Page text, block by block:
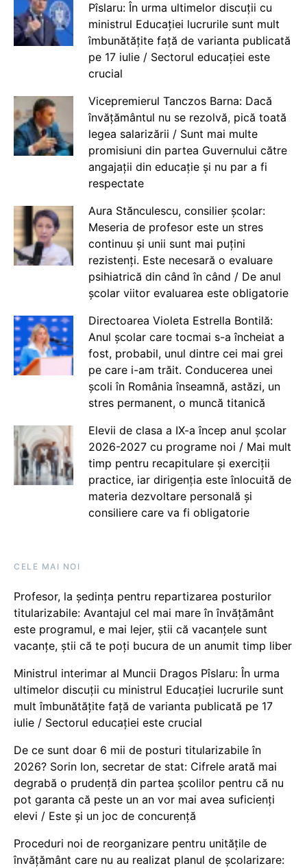
Pîslaru: În urma ultimelor discuții cu
ministrul Educației lucrurile sunt mult
îmbunătățite față de varianta publicată
pe 17 iulie / Sectorul educației este
crucial
Vicepremierul Tanczos Barna: Dacă
învățământul nu se rezolvă, pică toată
legea salarizării / Sunt mai multe
promisiuni din partea Guvernului către
angajații din educație și nu par a fi
respectate
Aura Stănculescu, consilier școlar:
Meseria de profesor este un stres
continuu și unii sunt mai puțini
rezistenți. Este necesară o evaluare
psihiatrică din când în când / De anul
școlar viitor evaluarea este obligatorie
Directoarea Violeta Estrella Bontilă:
Anul școlar care tocmai s-a încheiat a
fost, probabil, unul dintre cei mai grei
pe care i-am trăit. Conducerea unei
școli în România înseamnă, astăzi, un
stres permanent, o muncă titanică
Elevii de clasa a IX-a încep anul școlar
2026-2027 cu programe noi / Mai mult
timp pentru recapitulare și exerciții
practice, iar dirigenția este înlocuită de
materia dezvoltare personală și
consiliere care va fi obligatorie
CELE MAI NOI
Profesor, la ședința pentru repartizarea posturilor
titularizabile: Avantajul cel mai mare în învățământ
este programul, e mai lejer, știi că vacanțele sunt
vacanţe, știi că te poți bucura de un anumit timp liber
Ministrul interimar al Muncii Dragos Pîslaru: În urma
ultimelor discuții cu ministrul Educației lucrurile sunt
mult îmbunătățite față de varianta publicată pe 17
iulie / Sectorul educației este crucial
De ce sunt doar 6 mii de posturi titularizabile în
2026? Sorin Ion, secretar de stat: Cifrele arată mai
degrabă o prudență din partea școlilor pentru că nu
pot garanta că peste un an vor mai avea suficienți
elevi / Este și un joc de concurență
Proceduri noi de reorganizare pentru unitățile de
învățământ care nu au realizat planul de școlarizare: